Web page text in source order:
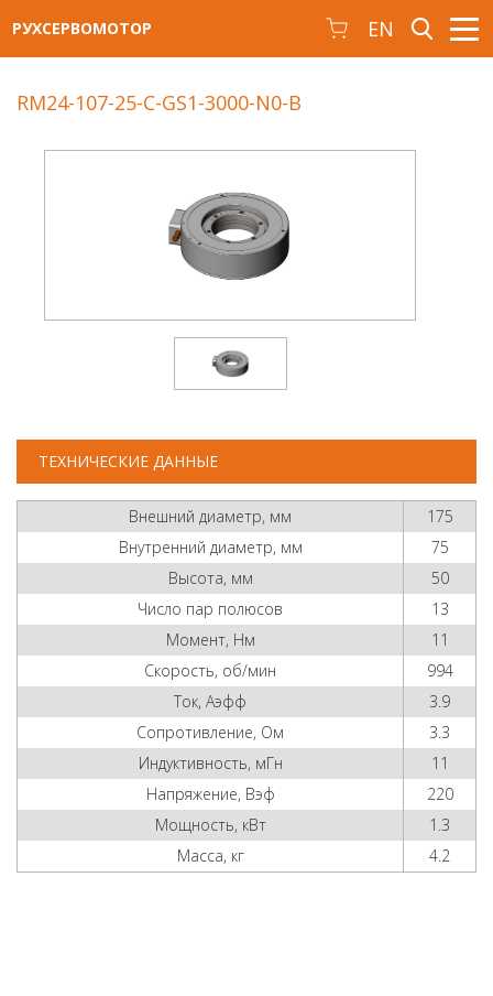
РУХСЕРВОМОТОР EN
RM24-107-25-C-GS1-3000-N0-B
ТЕХНИЧЕСКИЕ ДАННЫЕ
Внешний диаметр, мм
175
Внутренний диаметр, мм
75
Высота, мм
50
Число пар полюсов
13
Момент, Нм
11
Скорость, об/мин
994
Ток, Аэфф
3.9
Сопротивление, Ом
3.3
Индуктивность, мГн
11
Напряжение, Вэф
220
Мощность, кВт
1.3
Масса, кг
4.2